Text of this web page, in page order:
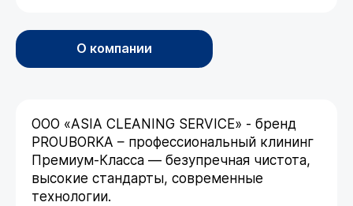
О компании
ООО «ASIA CLEANING SERVICE» - бренд
PROUBORKA – профессиональный клининг
Премиум-Класса — безупречная чистота,
высокие стандарты, современные
технологии.